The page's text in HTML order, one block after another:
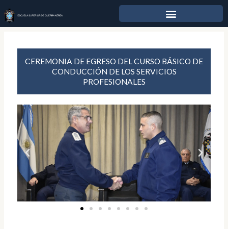
al
CEREMONIA DE EGRESO DEL CURSO BÁSICO DE
CONDUCCIÓN DE LOS SERVICIOS
PROFESIONALES